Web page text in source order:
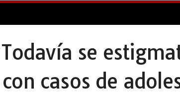
se
casos de